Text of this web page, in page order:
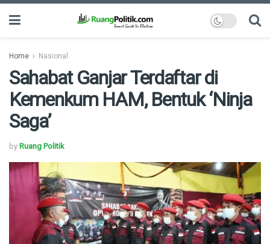
Home Nasional
Sahabat Ganjar Terdaftar di
Kemenkum HAM, Bentuk ‘Ninja
Saga’
by Ruang Politik